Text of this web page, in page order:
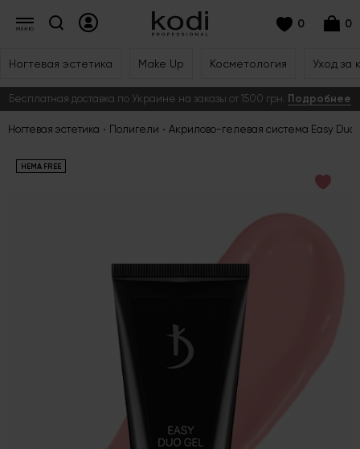
0 0
Ногтевая эстетика Make Up Косметология Уход за
Бесплатная доставка по Украине на заказы от 1500 грн. Подробнее
Ногтевая эстетика Полигели Акрилово-гелевая система Easy Duo
HEMA FREE